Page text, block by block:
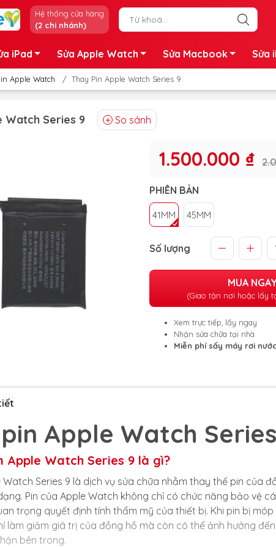
Hệ thống cửa hàng
(2 chi nhánh)
iPad Sửa Apple Watch Sửa Macbook Sửa
Apple Watch / Thay Pin Apple Watch Series 9
Watch Series 9 So sánh
1.500.000 ₫
PHIÊN BẢN
41MM 45MM
Số lượng
MUA NGAY
(Giao tận nơi hoặc lấy
Xem trực tiếp, lấy ngay
Nhận sửa chữa tại nhà
Miễn phí sấy máy rơi nước
Apple Watch
Apple Watch Series 9 là gì?
Watch Series 9 là dịch vụ sửa chữa nhằm thay thế pin của
Pin của Apple Watch không chỉ có chức năng bảo vệ
trọng quyết định tính thẩm mỹ của thiết bị. Khi pin bị
làm giảm giá trị của đồng hồ mà còn có thể ảnh hưởng
bên trong.